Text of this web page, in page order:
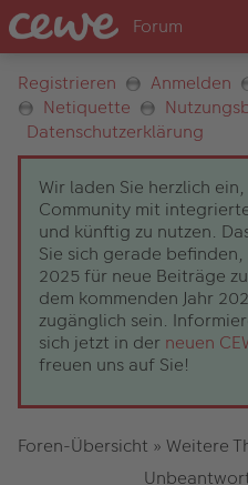
Registrieren Anmelden
Netiquette
Datenschutzerklärung
Wir laden Sie herzlich ein,
Community mit
und künftig zu nutzen.
Sie sich gerade
2025 für neue Beiträge
dem kommenden Jahr
zugänglich sein.
sich jetzt in der neuen
freuen uns auf Sie!
Foren-Übersicht » Weitere